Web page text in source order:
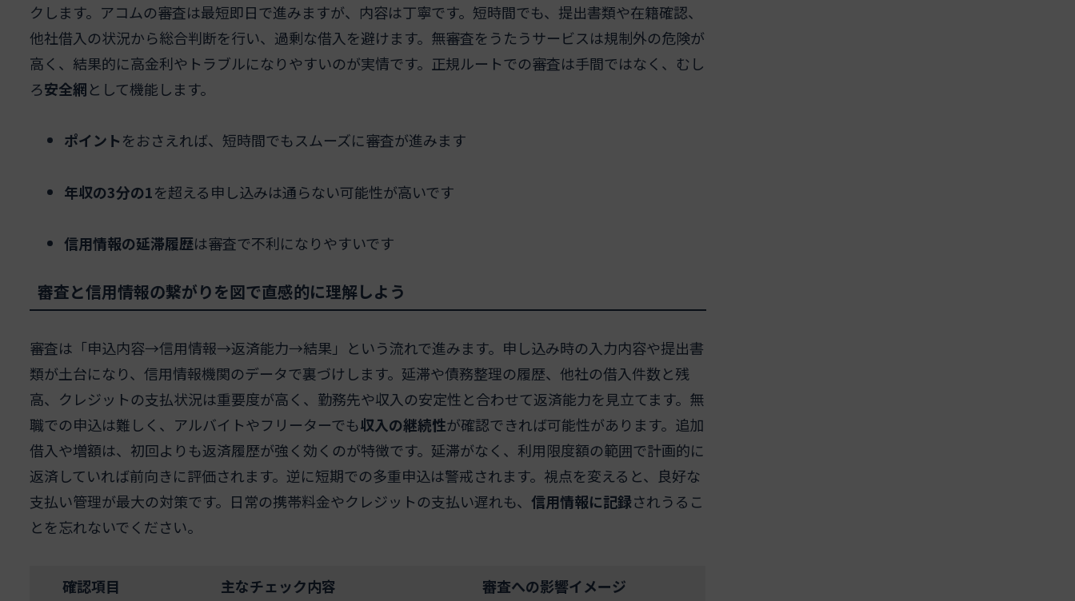
クします。アコムの審査は最短即日で進みますが、内容は丁寧です。短時間でも、提出書類や在籍確認、
他社借入の状況から総合判断を行い、過剰な借入を避けます。無審査をうたうサービスは規制外の危険が
高く、結果的に高金利やトラブルになりやすいのが実情です。正規ルートでの審査は手間ではなく、むし
ろ安全網として機能します。
ポイントをおさえれば、短時間でもスムーズに審査が進みます
年収の3分の1を超える申し込みは通らない可能性が高いです
信用情報の延滞履歴は審査で不利になりやすいです
審査と信用情報の繋がりを図で直感的に理解しよう
審査は「申込内容→信用情報→返済能力→結果」という流れで進みます。申し込み時の入力内容や提出書
類が土台になり、信用情報機関のデータで裏づけします。延滞や債務整理の履歴、他社の借入件数と残
高、クレジットの支払状況は重要度が高く、勤務先や収入の安定性と合わせて返済能力を見立てます。無
職での申込は難しく、アルバイトやフリーターでも収入の継続性が確認できれば可能性があります。追加
借入や増額は、初回よりも返済履歴が強く効くのが特徴です。延滞がなく、利用限度額の範囲で計画的に
返済していれば前向きに評価されます。逆に短期での多重申込は警戒されます。視点を変えると、良好な
支払い管理が最大の対策です。日常の携帯料金やクレジットの支払い遅れも、 信用情報に記録されうるこ
とを忘れないでください。
確認項目 主なチェック内容 審査への影響イメージ